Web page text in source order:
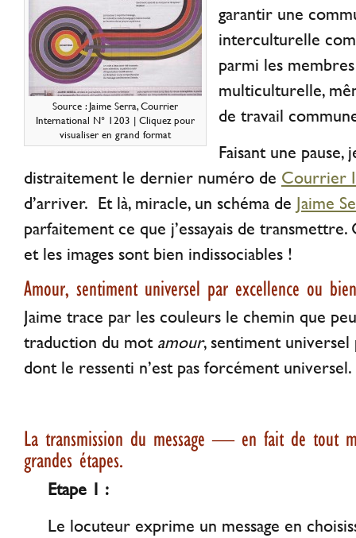
Source : Jaime Serra, Courrier
International N° 1203 | Cliquez pour
visualiser en grand format
garantir une
interculturelle
parmi les
multiculturelle,
de travail
Faisant une pause,
distraitement le dernier numéro de Courrier
d’arriver. Et là, miracle, un schéma de Jaime
parfaitement ce que j’essayais de
et les images sont bien indissociables !
Amour, sentiment universel par excellence ou
Jaime trace par les couleurs le chemin que
traduction du motamour, sentiment universel
dont le ressenti n’est pas forcément universel.
La transmission du message — en fait de tout
grandes étapes.
Etape 1 :
Le locuteur exprime un message en